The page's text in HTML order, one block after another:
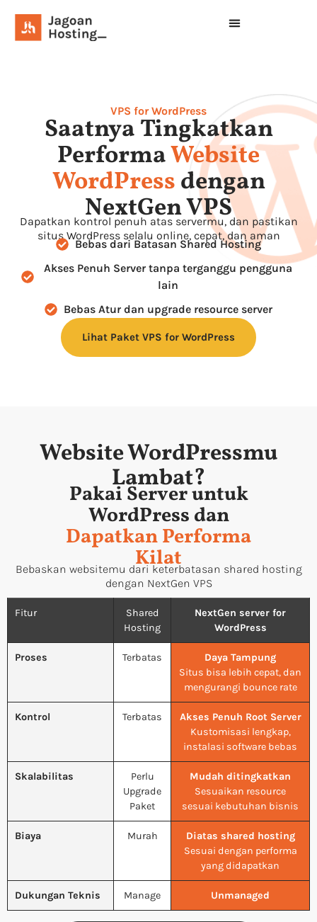
VPS for WordPress
Saatnya Tingkatkan
PerformaWebsite
WordPressdengan
NextGen VPS
Dapatkan kontrol penuh atas servermu, dan pastikan
situs WordPress selalu online, cepat, dan aman
Bebas dari Batasan Shared Hosting
Akses Penuh Server tanpa terganggu pengguna
lain
Bebas Atur dan upgrade resource server
Lihat Paket VPS for WordPress
Website WordPressmu
Lambat?
Pakai Server untuk
WordPress dan
Dapatkan Performa
Kilat
Bebaskan websitemu dari keterbatasan shared hosting
dengan NextGen VPS
Fitur
Shared
Hosting
NextGen server for
WordPress
Proses Terbatas
Daya Tampung
Situs bisa lebih cepat, dan
mengurangi bounce rate
Kontrol Terbatas
Akses Penuh Root Server
Kustomisasi lengkap,
instalasi software bebas
Skalabilitas
Perlu
Upgrade
Paket
Mudah ditingkatkan
Sesuaikan resource
sesuai kebutuhan bisnis
Biaya Murah
Diatas shared hosting
Sesuai dengan performa
yang didapatkan
Dukungan Teknis Manage Unmanaged